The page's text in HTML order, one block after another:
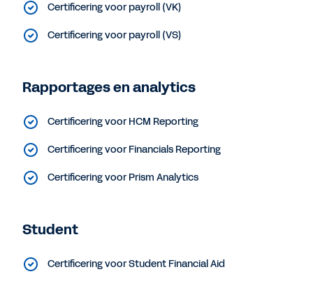
Certificering voor payroll (VK)
Certificering voor payroll (VS)
Rapportages en analytics
Certificering voor HCM Reporting
Certificering voor Financials Reporting
Certificering voor Prism Analytics
Student
Certificering voor Student Financial Aid